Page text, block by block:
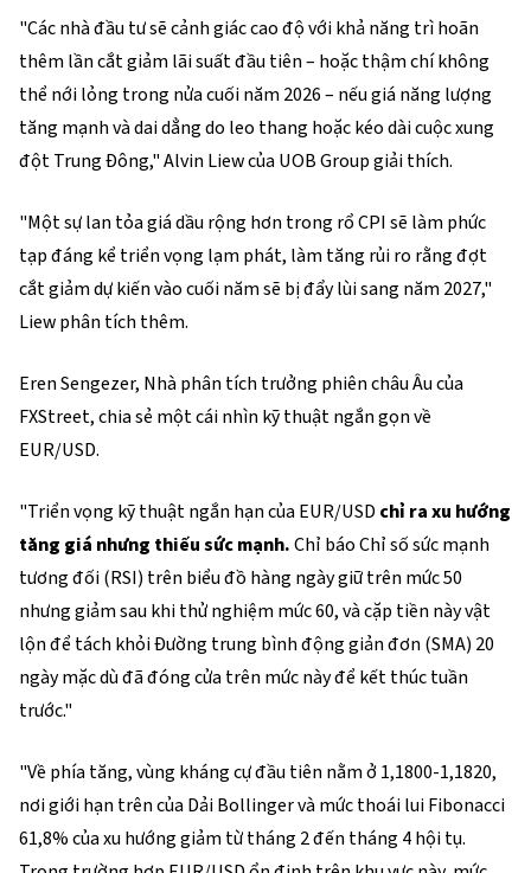
"Các nhà đầu tư sẽ cảnh giác cao độ với khả năng trì hoãn
thêm lần cắt giảm lãi suất đầu tiên – hoặc thậm chí không
thể nới lỏng trong nửa cuối năm 2026 – nếu giá năng lượng
tăng mạnh và dai dẳng do leo thang hoặc kéo dài cuộc xung
đột Trung Đông," Alvin Liew của UOB Group giải thích.
"Một sự lan tỏa giá dầu rộng hơn trong rổ CPI sẽ làm phức
tạp đáng kể triển vọng lạm phát, làm tăng rủi ro rằng đợt
cắt giảm dự kiến vào cuối năm sẽ bị đẩy lùi sang năm 2027,"
Liew phân tích thêm.
Eren Sengezer, Nhà phân tích trưởng phiên châu Âu của
FXStreet, chia sẻ một cái nhìn kỹ thuật ngắn gọn về
EUR/USD.
"Triển vọng kỹ thuật ngắn hạn của EUR/USD chỉ ra xu hướng
tăng giá nhưng thiếu sức mạnh.Chỉ báo Chỉ số sức mạnh
tương đối (RSI) trên biểu đồ hàng ngày giữ trên mức 50
nhưng giảm sau khi thử nghiệm mức 60, và cặp tiền này vật
lộn để tách khỏi Đường trung bình động giản đơn (SMA) 20
ngày mặc dù đã đóng cửa trên mức này để kết thúc tuần
trước."
"Về phía tăng, vùng kháng cự đầu tiên nằm ở 1,1800-1,1820,
nơi giới hạn trên của Dải Bollinger và mức thoái lui Fibonacci
61,8% của xu hướng giảm từ tháng 2 đến tháng 4 hội tụ.